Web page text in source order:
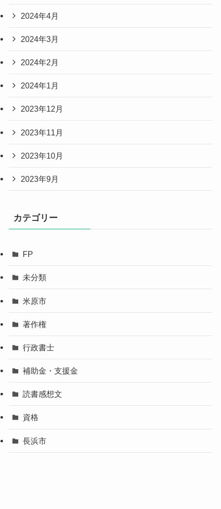
2024年4月
2024年3月
2024年2月
2024年1月
2023年12月
2023年11月
2023年10月
2023年9月
カテゴリー
FP
未分類
米原市
著作権
行政書士
補助金・支援金
読書感想文
資格
長浜市